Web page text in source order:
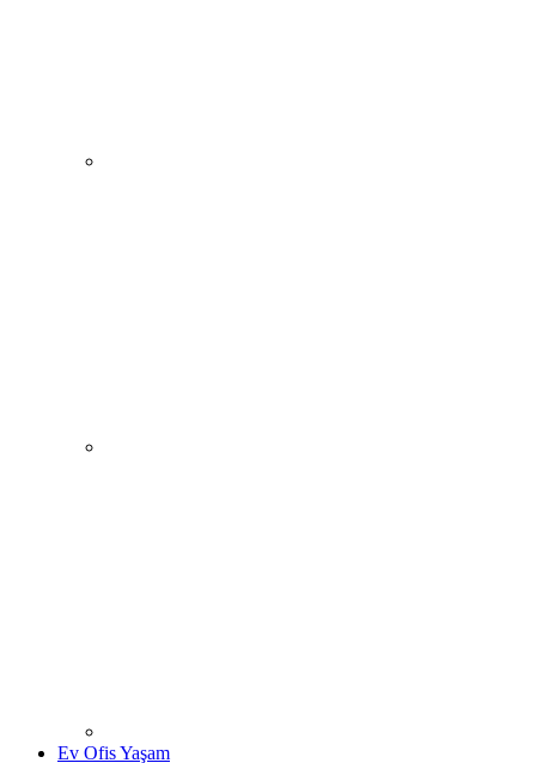
Ev Ofis Yaşam